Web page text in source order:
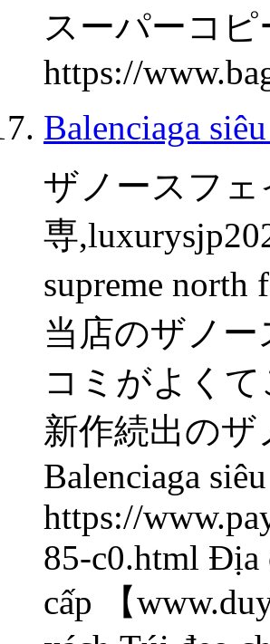
スーパーコ
https://
Balenciaga
ザノースフェ
専
supreme
当店のザノ
コミがよく
新作続出の
Balenciaga
https://
85-c0.html Địa
cấp 【